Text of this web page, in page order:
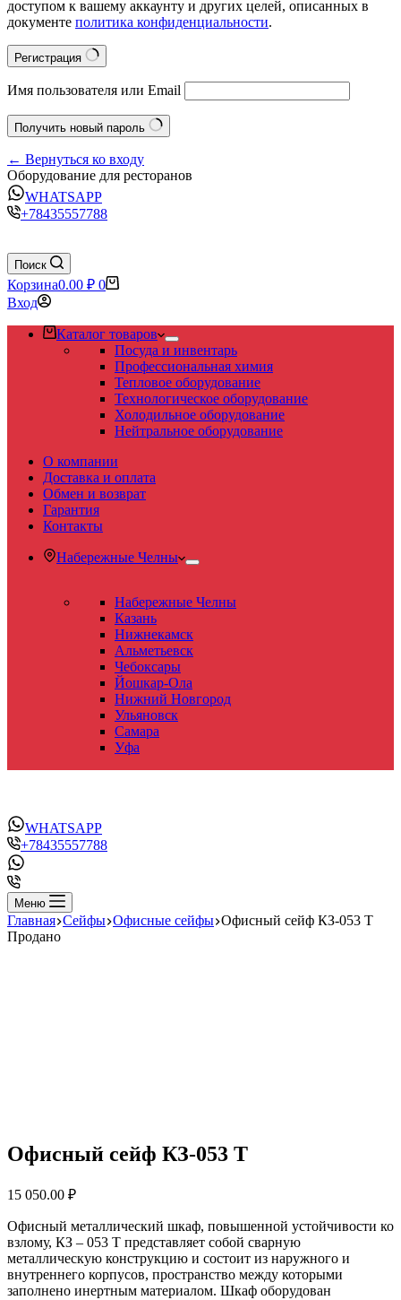
доступом к вашему аккаунту и других целей, описанных в
документе политика конфиденциальности.
Регистрация
Имя пользователя или Email
Получить новый пароль
← Вернуться ко входу
Оборудование для ресторанов
WHATSAPP
+78435557788
Поиск
Корзина0.00 ₽ 0
Вход
Каталог товаров
Посуда и инвентарь
Профессиональная химия
Тепловое оборудование
Технологическое оборудование
Холодильное оборудование
Нейтральное оборудование
О компании
Доставка и оплата
Обмен и возврат
Гарантия
Контакты
Набережные Челны
Набережные Челны
Казань
Нижнекамск
Альметьевск
Чебоксары
Йошкар-Ола
Нижний Новгород
Ульяновск
Самара
Уфа
WHATSAPP
+78435557788
Меню
Главная Сейфы Офисные сейфы Офисный сейф КЗ-053 Т
Продано
Офисный сейф КЗ-053 Т
15 050.00 ₽
Офисный металлический шкаф, повышенной устойчивости ко
взлому, КЗ – 053 Т представляет собой сварную
металлическую конструкцию и состоит из наружного и
внутреннего корпусов, пространство между которыми
заполнено инертным материалом. Шкаф оборудован